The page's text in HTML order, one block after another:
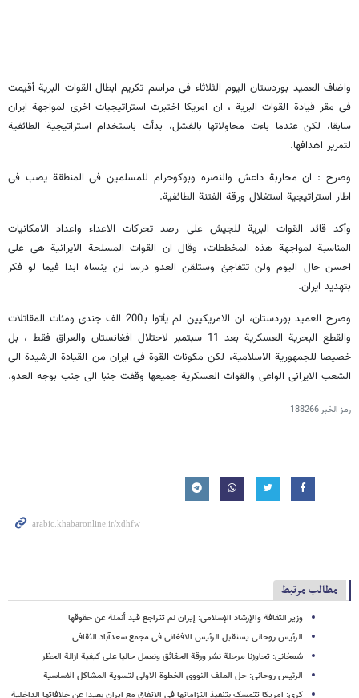
واضاف العمید بوردستان الیوم الثلاثاء فی مراسم تکریم ابطال القوات البریة أقیمت
فی مقر قیادة القوات البریة ، ان امریکا اختبرت استراتیجیات اخری لمواجهة ایران
سابقا، لکن عندما باءت محاولاتها بالفشل، بدأت باستخدام استراتیجیة الطائفیة
لتمریر اهدافها.
وصرح : ان محاربة داعش والنصره وبوکوحرام للمسلمین فی المنطقة یصب فی
اطار استراتیجیة استغلال ورقة الفتنة الطائفیة.
وأکد قائد القوات البریة للجیش علی رصد تحرکات الاعداء واعداد الامکانیات
المناسبة لمواجهة هذه المخططات، وقال ان القوات المسلحة الایرانیة هی علی
احسن حال الیوم ولن تتفاجئ وستلقن العدو درسا لن ینساه ابدا فیما لو فکر
بتهدید ایران.
وصرح العمید بوردستان، ان الامریکیین لم یأتوا بـ200 الف جندی ومئات المقاتلات
والقطع البحریة العسکریة بعد 11 سبتمبر لاحتلال افغانستان والعراق فقط ، بل
خصیصا للجمهوریة الاسلامیة، لکن مکونات القوة فی ایران من القیادة الرشیدة الی
الشعب الایرانی الواعی والقوات العسکریة جمیعها وقفت جنبا الی جنب بوجه العدو.
رمز الخبر188266
مطالب مرتبط
وزیر الثقافة والإرشاد الإسلامی: إیران لم تتراجع قید أنملة عن حقوقها
الرئیس روحانی یستقبل الرئیس الافغانی فی مجمع سعدآباد الثقافی
شمخانی: تجاوزنا مرحلة نشر ورقة الحقائق ونعمل حالیا علی کیفیة ازالة الحظر
الرئیس روحانی: حل الملف النووی الخطوة الاولی لتسویة المشاکل الاساسیة